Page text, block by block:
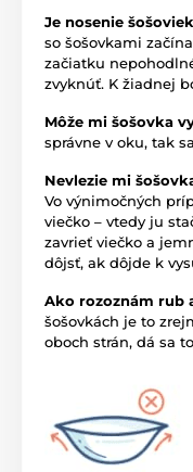
Je nosenie
so šošovkami
začiatku
zvyknúť. K žiadnej
Môže mi šošovka
správne v oku, tak
Nevlezie mi
Vo výnimočných
viečko – vtedy ju
zavrieť viečko a
dôjsť, ak dôjde k
Ako rozoznám rub
šošovkách je to
oboch strán, dá sa